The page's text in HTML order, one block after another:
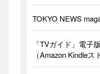
TOKYO NEWS
「TVガイド」電子
（Amazon Kindleス